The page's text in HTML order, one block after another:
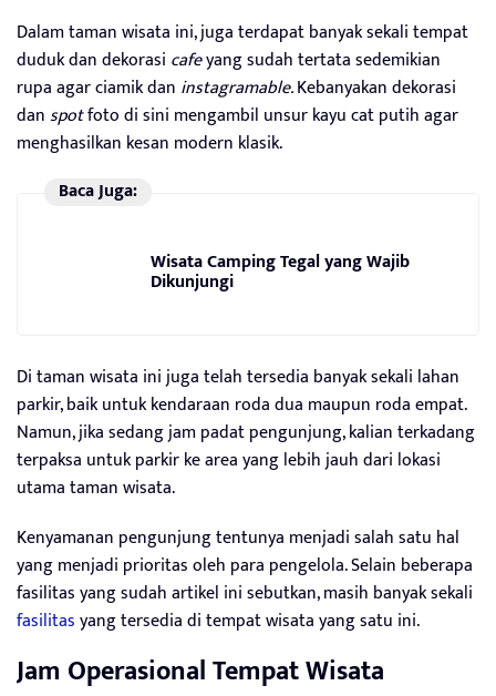
Dalam taman wisata ini, juga terdapat banyak sekali tempat
duduk dan dekorasi cafeyang sudah tertata sedemikian
rupa agar ciamik dan instagramable.Kebanyakan dekorasi
danspotfoto di sini mengambil unsur kayu cat putih agar
menghasilkan kesan modern klasik.
Baca Juga:
Wisata Camping Tegal yang Wajib
Dikunjungi
Di taman wisata ini juga telah tersedia banyak sekali lahan
parkir, baik untuk kendaraan roda dua maupun roda empat.
Namun, jika sedang jam padat pengunjung, kalian terkadang
terpaksa untuk parkir ke area yang lebih jauh dari lokasi
utama taman wisata.
Kenyamanan pengunjung tentunya menjadi salah satu hal
yang menjadi prioritas oleh para pengelola. Selain beberapa
fasilitas yang sudah artikel ini sebutkan, masih banyak sekali
fasilitasyang tersedia di tempat wisata yang satu ini.
Jam Operasional Tempat Wisata